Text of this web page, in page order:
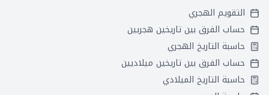
التقويم الهجري
حساب الفرق بين تاريخين هجريين
حاسبة التاريخ الهجري
حساب الفرق بين تاريخين ميلاديين
حاسبة التاريخ الميلادي